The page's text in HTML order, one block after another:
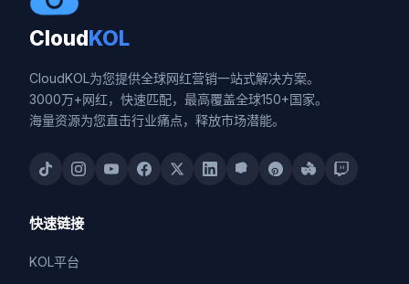
CloudKOL
CloudKOL为您提供全球网红营销一站式解决方案。
3000万+网红，快速匹配，最高覆盖全球150+国家。
海量资源为您直击行业痛点，释放市场潜能。
快速链接
KOL平台